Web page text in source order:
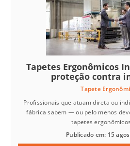
Tapetes Ergonômicos
proteção contra
Tapete
Profissionais que atuam direta ou
fábrica sabem — ou pelo menos
tapetes
Publicado em: 15